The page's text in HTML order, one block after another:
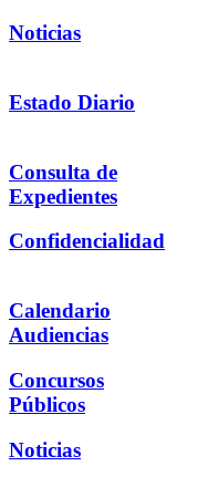
Noticias
Estado Diario
Consulta de
Expedientes
Confidencialidad
Calendario
Audiencias
Concursos
Públicos
Noticias